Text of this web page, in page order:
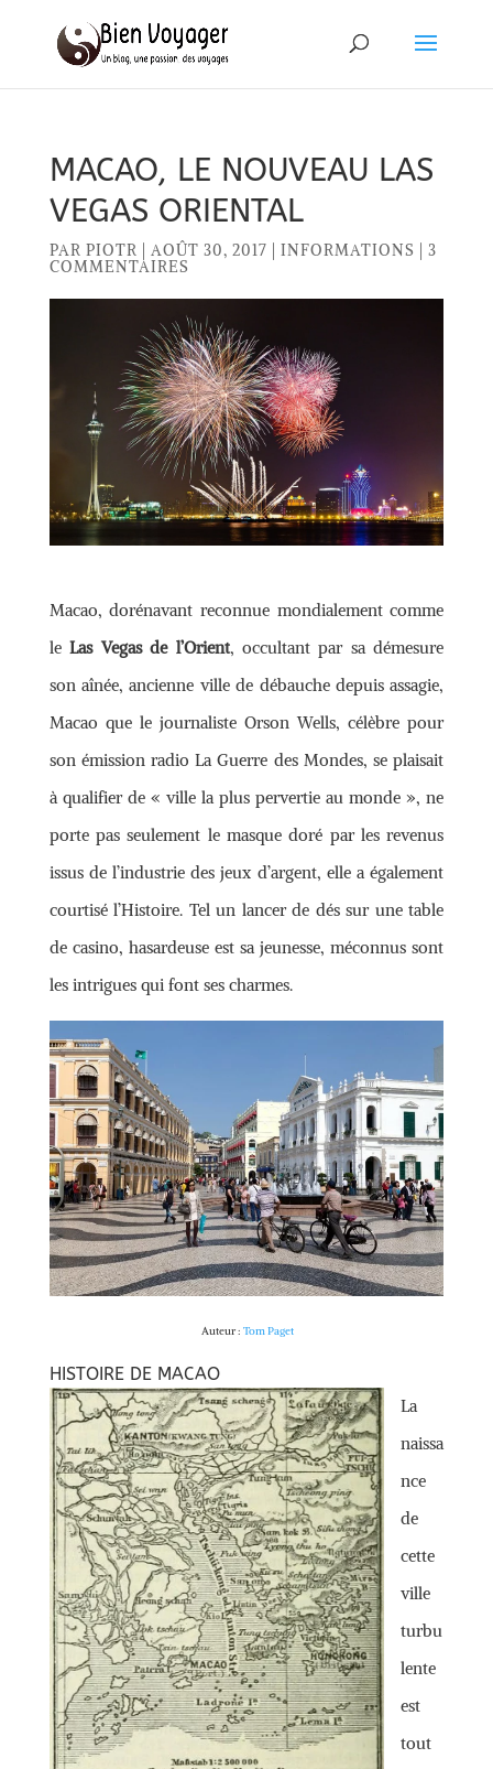
MACAO, LE NOUVEAU LAS
VEGAS ORIENTAL
PAR PIOTR AOÛT 30, 2017 INFORMATIONS
3
COMMENTAIRES
Macao, dorénavant reconnue mondialement comme
leLas Vegas de l’Orient, occultant par sa démesure
son aînée, ancienne ville de débauche depuis assagie,
Macao que le journaliste Orson Wells, célèbre pour
son émission radio La Guerre des Mondes, se plaisait
à qualifier de « ville la plus pervertie au monde », ne
porte pas seulement le masque doré par les revenus
issus de l’industrie des jeux d’argent, elle a également
courtisé l’Histoire. Tel un lancer de dés sur une table
de casino, hasardeuse est sa jeunesse, méconnus sont
les intrigues qui font ses charmes.
Auteur : Tom Paget
HISTOIRE DE MACAO
La
naissa
nce
de
cette
ville
turbu
lente
est
tout